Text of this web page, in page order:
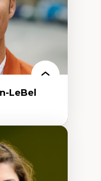
francophone
LeBel